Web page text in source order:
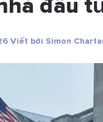
đầu
Viết bởi Simon